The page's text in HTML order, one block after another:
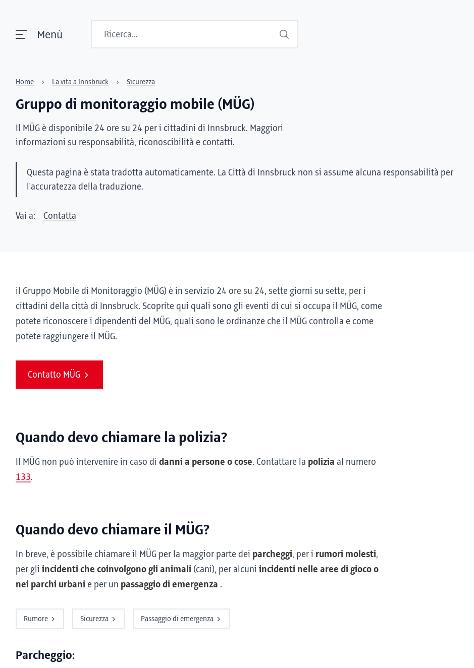
Menù Suchen
Home La vita a Innsbruck Sicurezza
Gruppo di monitoraggio mobile (MÜG)
Il MÜG è disponibile 24 ore su 24 per i cittadini di Innsbruck. Maggiori
informazioni su responsabilità, riconoscibilità e contatti.
Questa pagina è stata tradotta automaticamente. La Città di Innsbruck non si assume alcuna responsabilità per
l'accuratezza della traduzione.
Vai a: Contatta
il Gruppo Mobile di Monitoraggio (MÜG) è in servizio 24 ore su 24, sette giorni su sette, per i
cittadini della città di Innsbruck. Scoprite qui quali sono gli eventi di cui si occupa il MÜG, come
potete riconoscere i dipendenti del MÜG, quali sono le ordinanze che il MÜG controlla e come
potete raggiungere il MÜG.
Contatto MÜG
Quando devo chiamare la polizia?
Il MÜG non può intervenire in caso di danni a persone o cose. Contattare la polizia al numero
133.
Quando devo chiamare il MÜG?
In breve, è possibile chiamare il MÜG per la maggior parte dei parcheggi, per i rumori molesti,
per gli incidenti che coinvolgono gli animali (cani), per alcuni incidenti nelle aree di gioco o
nei parchi urbani e per un passaggio di emergenza .
Rumore Sicurezza Passaggio di emergenza
Parcheggio: